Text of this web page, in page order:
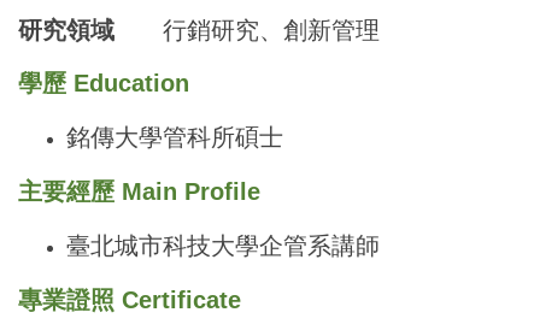
研究領域
行銷研究、創新管理
學歷 Education
銘傳大學管科所碩士
主要經歷 Main Profile
臺北城市科技大學企管系講師
專業證照 Certificate